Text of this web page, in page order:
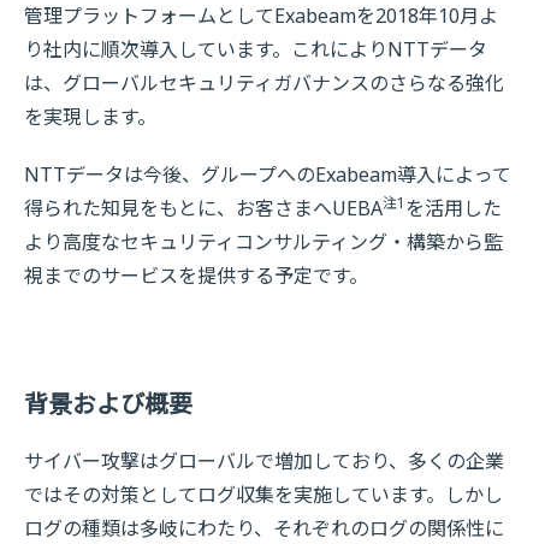
管理プラットフォームとしてExabeamを2018年10月よ
り社内に順次導入しています。これによりNTTデータ
は、グローバルセキュリティガバナンスのさらなる強化
を実現します。
NTTデータは今後、グループへのExabeam導入によって
得られた知見をもとに、お客さまへUEBA注1 を活用した
より高度なセキュリティコンサルティング・構築から監
視までのサービスを提供する予定です。
背景および概要
サイバー攻撃はグローバルで増加しており、多くの企業
ではその対策としてログ収集を実施しています。しかし
ログの種類は多岐にわたり、それぞれのログの関係性に